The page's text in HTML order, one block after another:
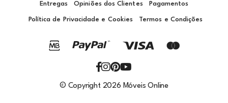
Entregas Opiniões dos Clientes Pagamentos
Política de Privacidade e Cookies Termos e Condições
© Copyright 2026 Móveis Online